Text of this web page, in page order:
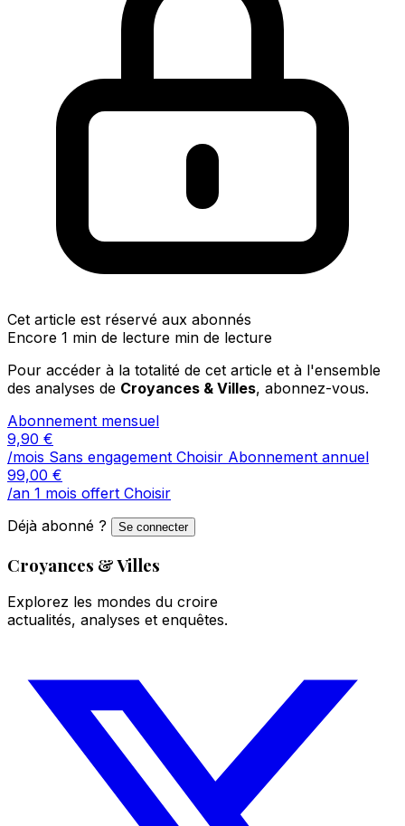
Cet article est réservé aux abonnés
Encore 1 min de lecture min de lecture
Pour accéder à la totalité de cet article et à l'ensemble
des analyses de Croyances & Villes, abonnez-vous.
Abonnement mensuel
9,90 €
/mois Sans engagement Choisir Abonnement annuel
99,00 €
/an 1 mois offert Choisir
Déjà abonné ?
Se connecter
Croyances & Villes
Explorez les mondes du croire
actualités, analyses et enquêtes.